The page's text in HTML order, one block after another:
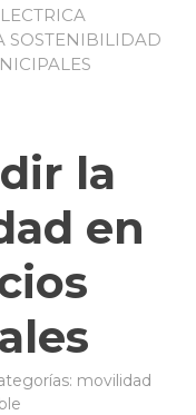
SOSTENIBILIDAD
la
en
movilidad